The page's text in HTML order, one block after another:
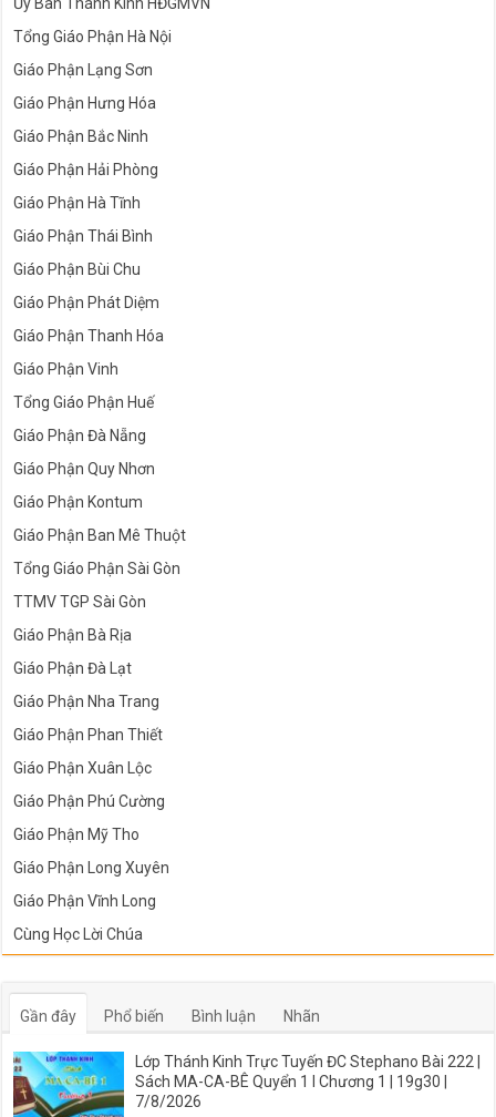
Ủy Ban Thánh Kinh HĐGMVN
Tổng Giáo Phận Hà Nội
Giáo Phận Lạng Sơn
Giáo Phận Hưng Hóa
Giáo Phận Bắc Ninh
Giáo Phận Hải Phòng
Giáo Phận Hà Tĩnh
Giáo Phận Thái Bình
Giáo Phận Bùi Chu
Giáo Phận Phát Diệm
Giáo Phận Thanh Hóa
Giáo Phận Vinh
Tổng Giáo Phận Huế
Giáo Phận Đà Nẵng
Giáo Phận Quy Nhơn
Giáo Phận Kontum
Giáo Phận Ban Mê Thuột
Tổng Giáo Phận Sài Gòn
TTMV TGP Sài Gòn
Giáo Phận Bà Rịa
Giáo Phận Đà Lạt
Giáo Phận Nha Trang
Giáo Phận Phan Thiết
Giáo Phận Xuân Lộc
Giáo Phận Phú Cường
Giáo Phận Mỹ Tho
Giáo Phận Long Xuyên
Giáo Phận Vĩnh Long
Cùng Học Lời Chúa
Gần đây Phổ biến Bình luận Nhãn
Lớp Thánh Kinh Trực Tuyến ĐC Stephano Bài 222 |
Sách MA-CA-BÊ Quyển 1 I Chương 1 | 19g30 |
7/8/2026